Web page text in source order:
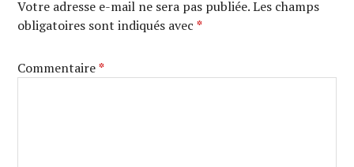
Votre adresse e-mail ne sera pas publiée. Les champs
obligatoires sont indiqués avec*
Commentaire*